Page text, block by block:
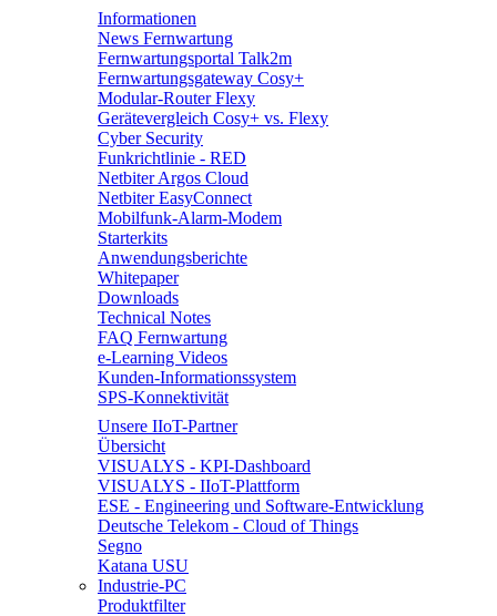
Informationen
News Fernwartung
Fernwartungsportal Talk2m
Fernwartungsgateway Cosy+
Modular-Router Flexy
Gerätevergleich Cosy+ vs. Flexy
Cyber Security
Funkrichtlinie - RED
Netbiter Argos Cloud
Netbiter EasyConnect
Mobilfunk-Alarm-Modem
Starterkits
Anwendungsberichte
Whitepaper
Downloads
Technical Notes
FAQ Fernwartung
e-Learning Videos
Kunden-Informationssystem
SPS-Konnektivität
Unsere IIoT-Partner
Übersicht
VISUALYS - KPI-Dashboard
VISUALYS - IIoT-Plattform
ESE - Engineering und Software-Entwicklung
Deutsche Telekom - Cloud of Things
Segno
Katana USU
Industrie-PC
Produktfilter